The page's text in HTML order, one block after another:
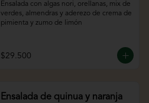
Ensalada con algas nori, orellanas, mix de
verdes, almendras y aderezo de crema de
pimienta y zumo de limón
$29.500
Ensalada de quinua y naranja